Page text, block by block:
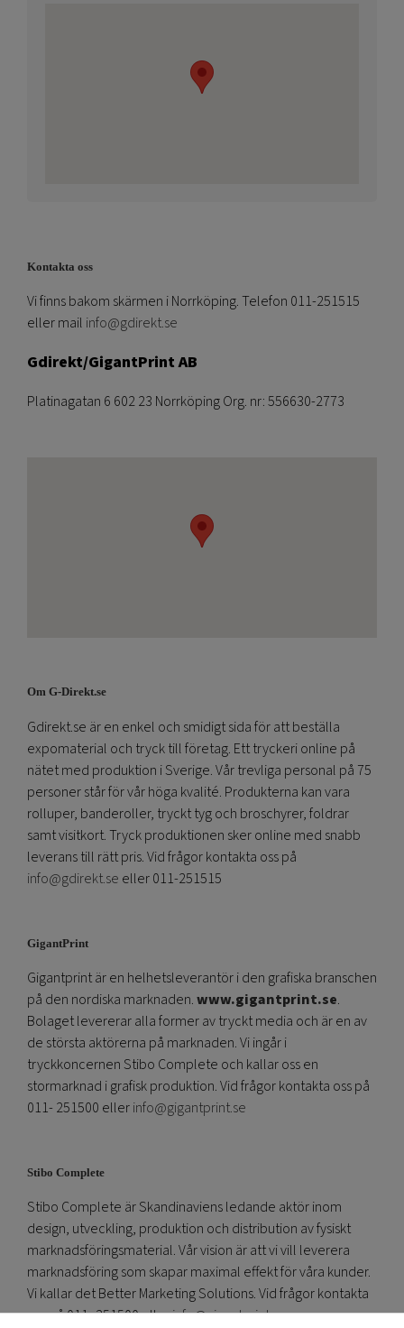
Kontakta oss
Vi finns bakom skärmen i Norrköping. Telefon 011-251515
eller mail info@gdirekt.se
Gdirekt/GigantPrint AB
Platinagatan 6 602 23 Norrköping Org. nr: 556630-2773
Om G-Direkt.se
Gdirekt.se är en enkel och smidigt sida för att beställa
expomaterial och tryck till företag. Ett tryckeri online på
nätet med produktion i Sverige. Vår trevliga personal på 75
personer står för vår höga kvalité. Produkterna kan vara
rolluper, banderoller, tryckt tyg och broschyrer, foldrar
samt visitkort. Tryck produktionen sker online med snabb
leverans till rätt pris. Vid frågor kontakta oss på
info@gdirekt.se eller 011-251515
GigantPrint
Gigantprint är en helhetsleverantör i den grafiska branschen
på den nordiska marknaden.www.gigantprint.se.
Bolaget levererar alla former av tryckt media och är en av
de största aktörerna på marknaden. Vi ingår i
tryckkoncernen Stibo Complete och kallar oss en
stormarknad i grafisk produktion. Vid frågor kontakta oss på
011- 251500 ellerinfo@gigantprint.se
Stibo Complete
Stibo Complete är Skandinaviens ledande aktör inom
design, utveckling, produktion och distribution av fysiskt
marknadsföringsmaterial. Vår vision är att vi vill leverera
marknadsföring som skapar maximal effekt för våra kunder.
Vi kallar det Better Marketing Solutions. Vid frågor kontakta
oss på 011- 251500 ellerinfo@gigantprint.se